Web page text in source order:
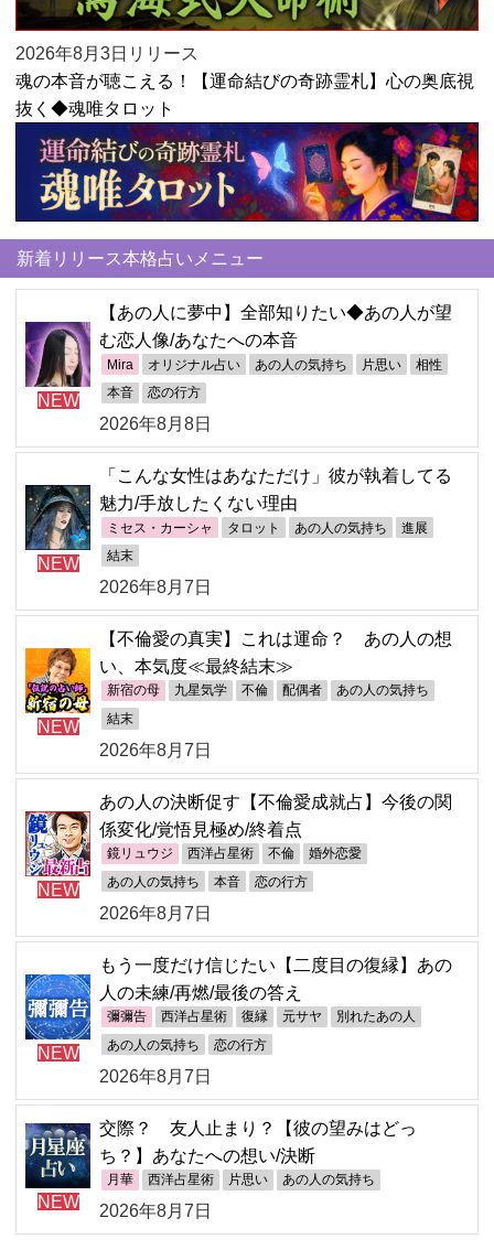
2026年8月3日リリース
魂の本音が聴こえる！【運命結びの奇跡霊札】心の奥底視
抜く◆魂唯タロット
新着リリース本格占いメニュー
NEW
【あの人に夢中】全部知りたい◆あの人が望
む恋人像/あなたへの本音
Mira オリジナル占い あの人の気持ち 片思い 相性
本音 恋の行方
2026年8月8日
NEW
「こんな女性はあなただけ」彼が執着してる
魅力/手放したくない理由
ミセス・カーシャ タロット あの人の気持ち 進展
結末
2026年8月7日
NEW
【不倫愛の真実】これは運命？ あの人の想
い、本気度≪最終結末≫
新宿の母 九星気学 不倫 配偶者 あの人の気持ち
結末
2026年8月7日
NEW
あの人の決断促す【不倫愛成就占】今後の関
係変化/覚悟見極め/終着点
鏡リュウジ 西洋占星術 不倫 婚外恋愛
あの人の気持ち 本音 恋の行方
2026年8月7日
NEW
もう一度だけ信じたい【二度目の復縁】あの
人の未練/再燃/最後の答え
彌彌告 西洋占星術 復縁 元サヤ 別れたあの人
あの人の気持ち 恋の行方
2026年8月7日
NEW
交際？ 友人止まり？【彼の望みはどっ
ち？】あなたへの想い/決断
月華 西洋占星術 片思い あの人の気持ち
2026年8月7日